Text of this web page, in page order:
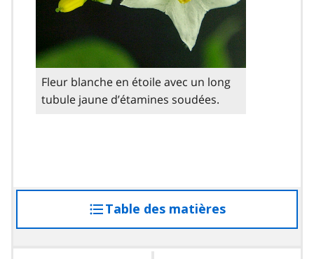
Fleur blanche en étoile avec un long
tubule jaune d’étamines soudées.
Table des matières
à